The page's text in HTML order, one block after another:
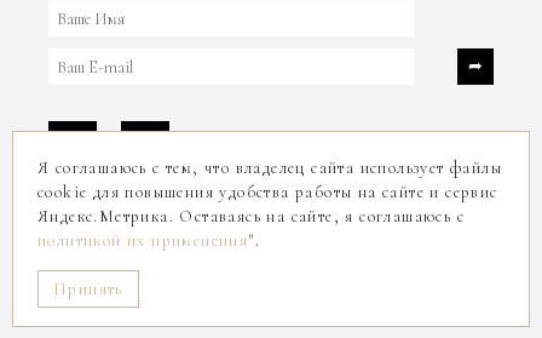
2004-2026
© ООО «АКВЕЛЛА ИНВЕСТ»
Я соглашаюсь с тем, что владелец сайта использует файлы
cookie для повышения удобства работы на сайте и сервис
Яндекс.Метрика. Оставаясь на сайте, я соглашаюсь с
политикой их применения".
Принять